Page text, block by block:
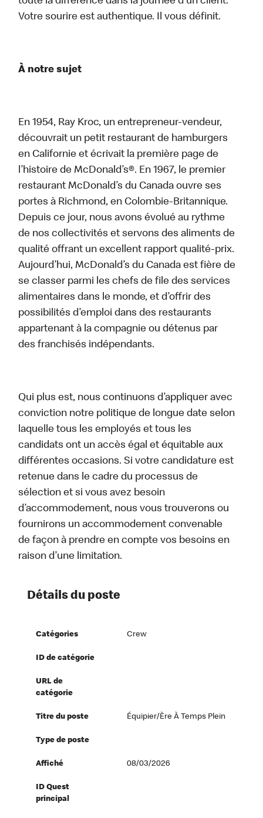
Votre sourire est authentique. Il vous définit.
À notre sujet
En 1954, Ray Kroc, un entrepreneur-vendeur,
découvrait un petit restaurant de hamburgers
en Californie et écrivait la première page de
l’histoire de McDonald’s®. En 1967, le premier
restaurant McDonald’s du Canada ouvre ses
portes à Richmond, en Colombie-Britannique.
Depuis ce jour, nous avons évolué au rythme
de nos collectivités et servons des aliments de
qualité offrant un excellent rapport qualité-prix.
Aujourd’hui, McDonald’s du Canada est fière de
se classer parmi les chefs de file des services
alimentaires dans le monde, et d’offrir des
possibilités d’emploi dans des restaurants
appartenant à la compagnie ou détenus par
des franchisés indépendants.
Qui plus est, nous continuons d’appliquer avec
conviction notre politique de longue date selon
laquelle tous les employés et tous les
candidats ont un accès égal et équitable aux
différentes occasions. Si votre candidature est
retenue dans le cadre du processus de
sélection et si vous avez besoin
d’accommodement, nous vous trouverons ou
fournirons un accommodement convenable
de façon à prendre en compte vos besoins en
raison d’une limitation.
Détails du poste
Catégories Crew
ID de catégorie
URL de
catégorie
Titre du poste Équipier/ère À Temps Plein
Type de poste
Affiché 08/03/2026
ID Quest
principal